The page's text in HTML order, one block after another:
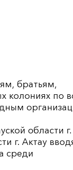
братьям,
колониях по
области г.
г. Актау
среди